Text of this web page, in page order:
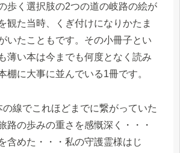
歩く選択肢の2つの道の岐路の絵が
観た当時、くぎ付けになりかたま
いたこともです。その小冊子とい
薄い本は今までも何度となく読み
棚に大事に並んでいる1冊です。
線でこれほどまでに繋がっていた
路の歩みの重さを感慨深く・・・
含めた・・・私の守護霊様はじ